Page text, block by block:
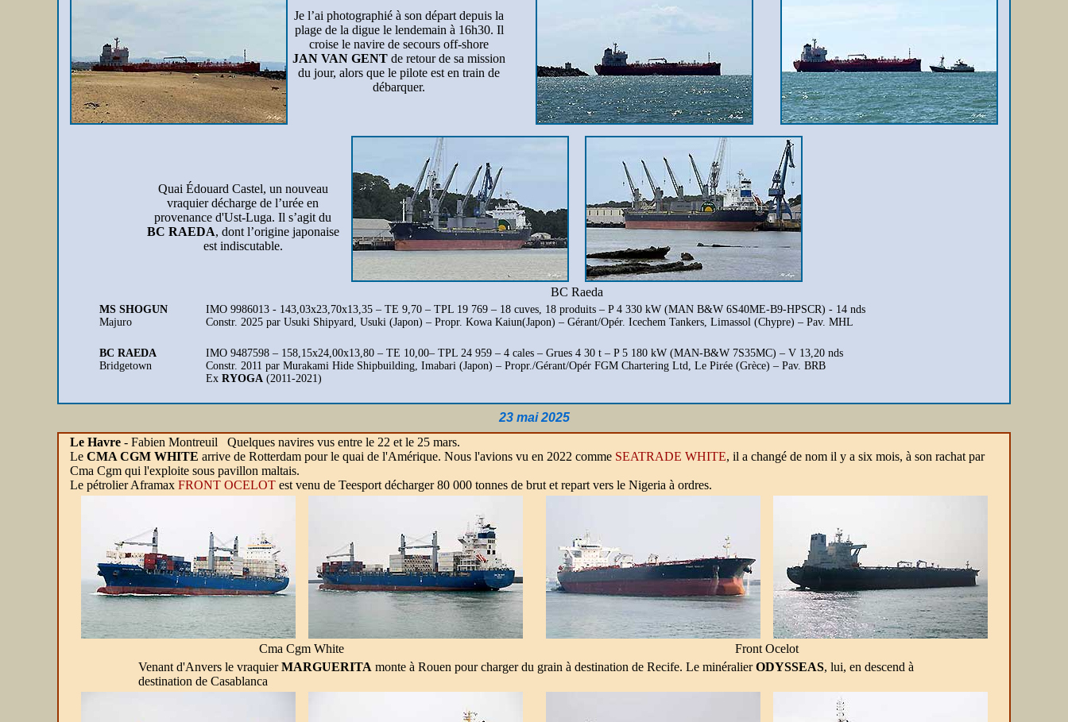
Je l’ai photographié à son départ depuis la
plage de la digue le lendemain à 16h30. Il
croise le navire de secours off-shore
JAN VAN GENT de retour de sa mission
du jour, alors que le pilote est en train de
débarquer.
Quai Édouard Castel, un nouveau
vraquier décharge de l’urée en
provenance d'Ust-Luga. Il s’agit du
BC RAEDA, dont l’origine japonaise
est indiscutable.
BC Raeda
MS SHOGUN
Majuro
IMO 9986013 - 143,03x23,70x13,35 – TE 9,70 – TPL 19 769 – 18 cuves, 18 produits – P 4 330 kW (MAN B&W 6S40ME-B9-HPSCR) - 14 nds
Constr. 2025 par Usuki Shipyard, Usuki (Japon) – Propr. Kowa Kaiun(Japon) – Gérant/Opér. Icechem Tankers, Limassol (Chypre) – Pav. MHL
BC RAEDA
Bridgetown
IMO 9487598 – 158,15x24,00x13,80 – TE 10,00– TPL 24 959 – 4 cales – Grues 4 30 t – P 5 180 kW (MAN-B&W 7S35MC) – V 13,20 nds
Constr. 2011 par Murakami Hide Shipbuilding, Imabari (Japon) – Propr./Gérant/Opér FGM Chartering Ltd, Le Pirée (Grèce) – Pav. BRB
Ex RYOGA (2011-2021)
23 mai 2025
Le Havre - Fabien Montreuil Quelques navires vus entre le 22 et le 25 mars.
Le CMA CGM WHITE arrive de Rotterdam pour le quai de l'Amérique. Nous l'avions vu en 2022 comme SEATRADE WHITE, il a changé de nom il y a six mois, à son rachat par
Cma Cgm qui l'exploite sous pavillon maltais.
Le pétrolier Aframax FRONT OCELOT est venu de Teesport décharger 80 000 tonnes de brut et repart vers le Nigeria à ordres.
Cma Cgm White
Front Ocelot
Venant d'Anvers le vraquierMARGUERITA monte à Rouen pour charger du grain à destination de Recife. Le minéralierODYSSEAS, lui, en descend à
destination de Casablanca